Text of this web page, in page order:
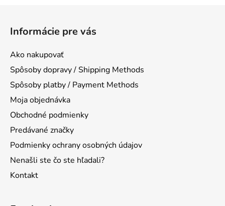
Informácie pre vás
Ako nakupovať
Spôsoby dopravy / Shipping Methods
Spôsoby platby / Payment Methods
Moja objednávka
Obchodné podmienky
Predávané značky
Podmienky ochrany osobných údajov
Nenašli ste čo ste hľadali?
Kontakt